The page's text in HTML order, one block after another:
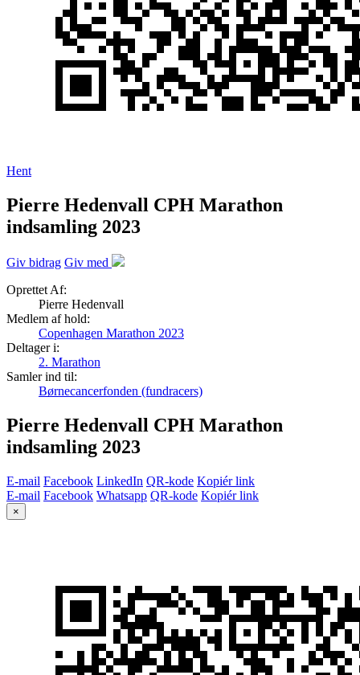
Hent
Pierre Hedenvall CPH Marathon
indsamling 2023
Giv bidrag Giv med
Oprettet Af:
Pierre Hedenvall
Medlem af hold:
Copenhagen Marathon 2023
Deltager i:
2. Marathon
Samler ind til:
Børnecancerfonden (fundracers)
Pierre Hedenvall CPH Marathon
indsamling 2023
E-mail Facebook LinkedIn QR-kode Kopiér link
E-mail Facebook Whatsapp QR-kode Kopiér link
×